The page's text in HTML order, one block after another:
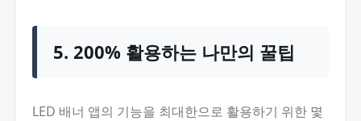
5. 200% 활용하는 나만의 꿀팁
LED 배너 앱의 기능을 최대한으로 활용하기 위한 몇